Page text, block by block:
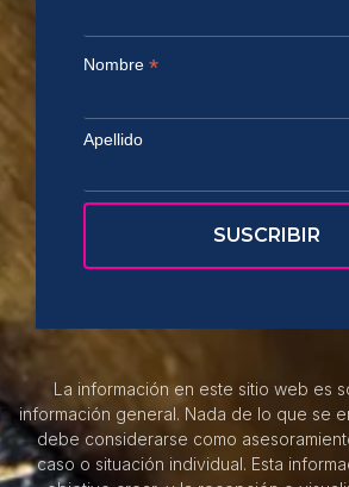
Nombre *
Apellido
La información en este sitio web es
información general. Nada de lo que se
debe considerarse como
caso o situación individual. Esta